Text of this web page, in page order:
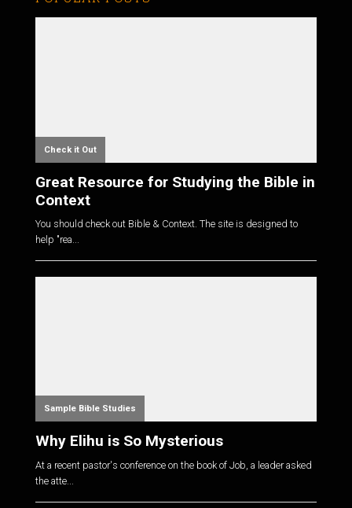
Check it Out
Great Resource for Studying the Bible in
Context
You should check out Bible & Context. The site is designed to
help "rea...
Sample Bible Studies
Why Elihu is So Mysterious
At a recent pastor's conference on the book of Job, a leader asked
the atte...